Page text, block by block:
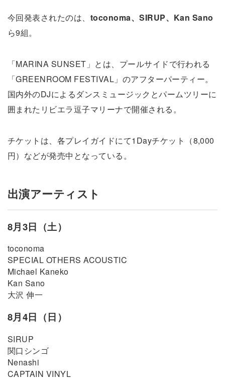
今回発表されたのは、 toconoma、SIRUP、Kan Sano
ら9組。
「MARINA SUNSET」とは、プールサイドで行われる
「GREENROOM FESTIVAL」のアフターパーティー。
国内外のDJによるダンスミュージックとパームツリーに
囲まれたリビエラ逗子マリーナで開催される。
チケットは、各プレイガイドにて1Dayチケット（8,000
円）などが発売中となっている。
出演アーティスト
8月3日（土）
toconoma
SPECIAL OTHERS ACOUSTIC
Michael Kaneko
Kan Sano
大沢 伸一
8月4日（日）
SIRUP
関口シンゴ
Nenashi
CAPTAIN VINYL